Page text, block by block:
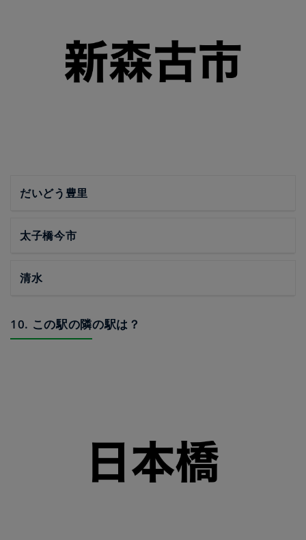
だいどう豊里
太子橋今市
清水
10. この駅の隣の駅は？